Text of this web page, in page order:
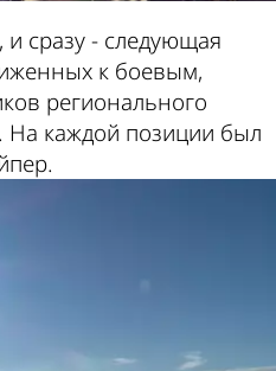
и сразу - следующая
к боевым,
регионального
На каждой позиции был